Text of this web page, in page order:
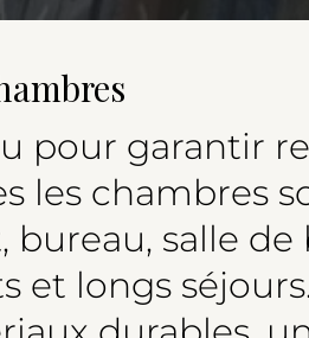
pour garantir
les chambres
bureau, salle
et longs